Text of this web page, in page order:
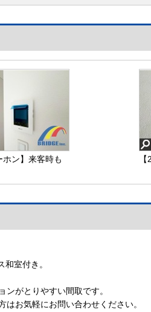
ホン】来客時も
ーホン
入
室付き。
ンがとりやすい間取です。
お気軽にお問い合わせください。